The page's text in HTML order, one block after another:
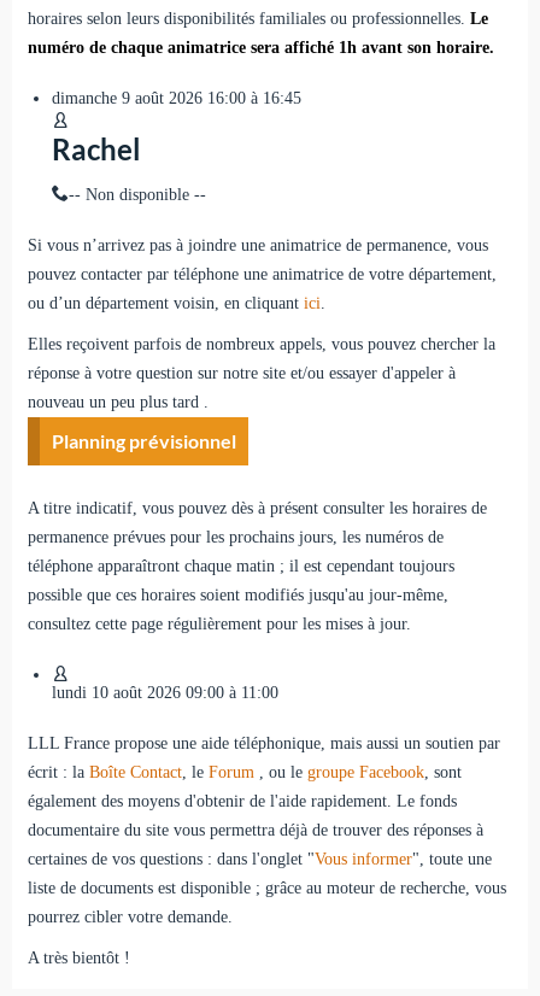
horaires selon leurs disponibilités familiales ou professionnelles. Le
numéro de chaque animatrice sera affiché 1h avant son horaire.
dimanche 9 août2026 16:00 à 16:45
Rachel
-- Non disponible --
Si vous n’arrivez pas à joindre une animatrice de permanence, vous
pouvez contacter par téléphone une animatrice de votre département,
ou d’un département voisin, en cliquant ici.
Elles reçoivent parfois de nombreux appels, vous pouvez chercher la
réponse à votre question sur notre site et/ou essayer d'appeler à
nouveau un peu plus tard .
Planning prévisionnel
A titre indicatif, vous pouvez dès à présent consulter les horaires de
permanence prévues pour les prochains jours, les numéros de
téléphone apparaîtront chaque matin ; il est cependant toujours
possible que ces horaires soient modifiés jusqu'au jour-même,
consultez cette page régulièrement pour les mises à jour.
lundi 10 août2026 09:00 à 11:00
LLL France propose une aide téléphonique, mais aussi un soutien par
écrit : la Boîte Contact, le Forum, ou le groupe Facebook, sont
également des moyens d'obtenir de l'aide rapidement. Le fonds
documentaire du site vous permettra déjà de trouver des réponses à
certaines de vos questions : dans l'onglet "Vous informer", toute une
liste de documents est disponible ; grâce au moteur de recherche, vous
pourrez cibler votre demande.
A très bientôt !